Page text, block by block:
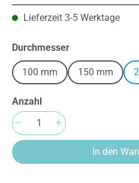
Lieferzeit 3-5 Werktage
Durchmesserauswählen
100 mm 150 mm
Anzahl
Produkt Anzahl: Gib
In den